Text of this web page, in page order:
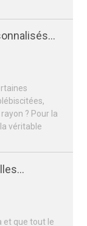
? Pour la
véritable
de la
et que tout le